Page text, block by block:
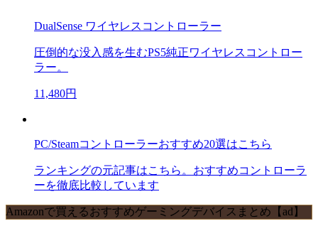
DualSense ワイヤレスコントローラー
圧倒的な没入感を生むPS5純正ワイヤレスコントロー
ラー。
11,480円
PC/Steamコントローラーおすすめ20選はこちら
ランキングの元記事はこちら。おすすめコントローラ
ーを徹底比較しています
Amazonで買えるおすすめゲーミングデバイスまとめ【ad】